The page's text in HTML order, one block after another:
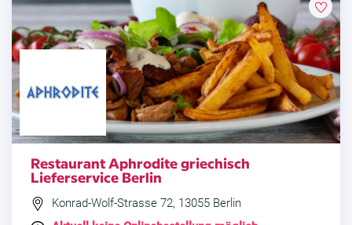
Restaurant Aphrodite griechisch
Lieferservice Berlin
Konrad-Wolf-Strasse 72, 13055 Berlin